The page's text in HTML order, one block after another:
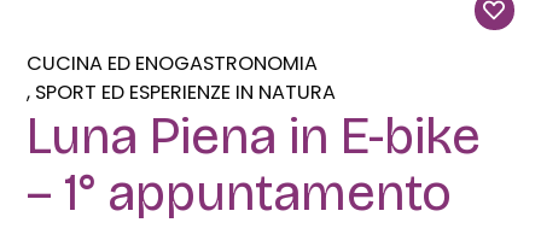
CUCINA ED ENOGASTRONOMIA
SPORT ED ESPERIENZE IN NATURA
Luna Piena in E-bike
– 1° appuntamento